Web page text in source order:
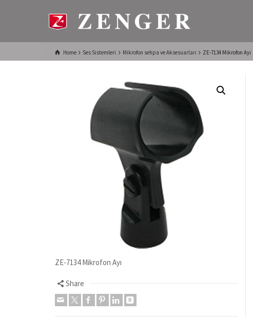
Home Ses Sistemleri Mikrofon sehpa ve Aksesuarları ZE-7134 Mikrofon Ayı
ZE-7134 Mikrofon Ayı
Share